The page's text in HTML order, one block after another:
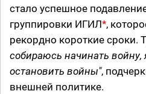
стало успешное
группировки ИГИЛ*,
рекордно короткие сроки.
собираюсь начинать войну,
остановить войны",
внешней политике.